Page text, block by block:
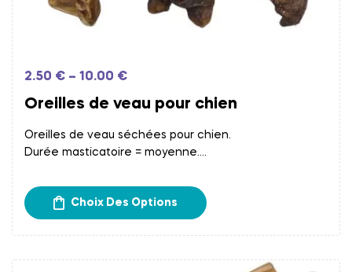
2.50 € – 10.00 €
Oreilles de veau pour chien
Oreilles de veau séchées pour chien.
Durée masticatoire = moyenne.
Retrait gratuit chez Papatte Douce à Bordeaux.
Choix Des Options